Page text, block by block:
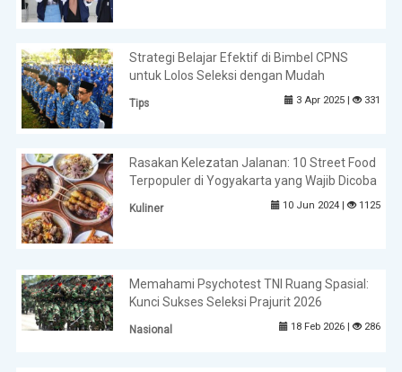
Strategi Belajar Efektif di Bimbel CPNS
untuk Lolos Seleksi dengan Mudah
Tips 3 Apr 2025 | 331
Rasakan Kelezatan Jalanan: 10 Street Food
Terpopuler di Yogyakarta yang Wajib Dicoba
Kuliner 10 Jun 2024 | 1125
Memahami Psychotest TNI Ruang Spasial:
Kunci Sukses Seleksi Prajurit 2026
Nasional 18 Feb 2026 | 286